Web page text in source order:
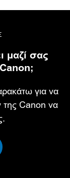
μαζί σας
για να
της Canon να